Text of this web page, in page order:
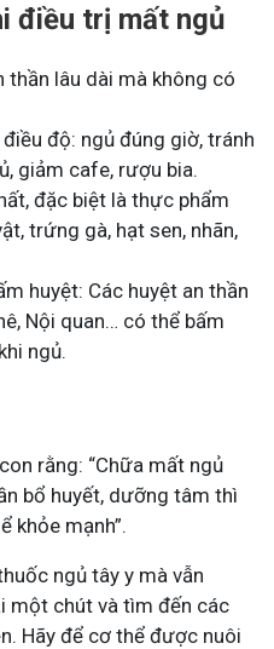
điều trị mất ngủ
thần lâu dài mà không có
độ: ngủ đúng giờ, tránh
giảm cafe, rượu bia.
đặc biệt là thực phẩm
trứng gà, hạt sen, nhãn,
huyệt: Các huyệt an thần
Nội quan… có thể bấm
ngủ.
rằng: “Chữa mất ngủ
bổ huyết, dưỡng tâm thì
khỏe mạnh”.
ngủ tây y mà vẫn
một chút và tìm đến các
Hãy để cơ thể được nuôi